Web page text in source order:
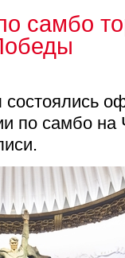
самбо
по самбо